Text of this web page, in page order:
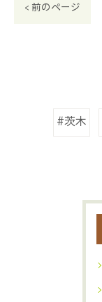
< 前のページ
#茨木